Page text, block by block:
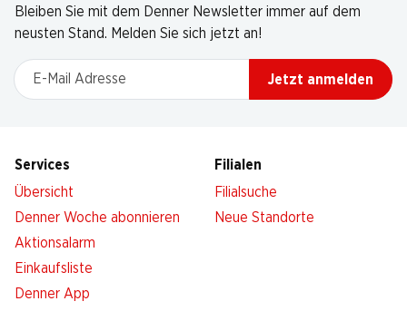
Bleiben Sie mit dem Denner Newsletter immer auf dem
neusten Stand. Melden Sie sich jetzt an!
E-Mail Adresse
Jetzt anmelden
Services
Übersicht
Denner Woche abonnieren
Aktionsalarm
Einkaufsliste
Denner App
Filialen
Filialsuche
Neue Standorte